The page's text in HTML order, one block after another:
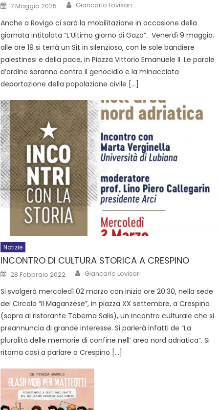
7 Maggio 2025 Giancarlo Lovisari
Anche a Rovigo ci sarà la mobilitazione in occasione della
giornata intitolata “L’Ultimo giorno di Gaza”. Venerdì 9 maggio,
alle ore 19 si terrà un Sit in silenzioso, con le sole bandiere
palestinesi e della pace, in Piazza Vittorio Emanuele II. Le parole
d’ordine saranno contro il genocidio e la minacciata
deportazione della popolazione civile […]
Notizie
INCONTRO DI CULTURA STORICA A CRESPINO
28 Febbraio 2022 Giancarlo Lovisari
Si svolgerà mercoledì 02 marzo con inizio ore 20.30, nella sede
del Circolo “Il Maganzese”, in piazza XX settembre, a Crespino
(sopra al ristorante Taberna Salis), un incontro culturale che si
preannuncia di grande interesse. Si parlerà infatti de “La
pluralità delle memorie di confine nell’ area nord adriatica”. Si
ritorna così a parlare a Crespino […]